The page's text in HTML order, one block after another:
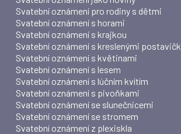
Svatební oznámení pro rodiny s dětmi
Svatební oznámení s horami
Svatební oznámení s krajkou
Svatební oznámení s kreslenými
Svatební oznámení s květinami
Svatební oznámení s lesem
Svatební oznámení s lúčním kvítím
Svatební oznámení s pivoňkami
Svatební oznámení se slunečnicemi
Svatební oznámení se stromem
Svatební oznámení z plexiskla